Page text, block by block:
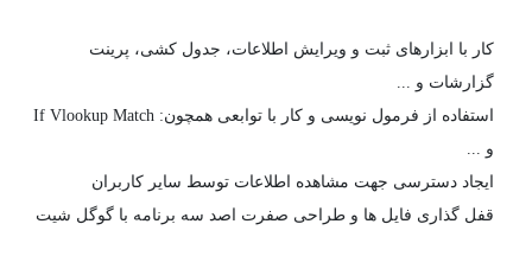
کار با ابزارهای ثبت و ویرایش اطلاعات، جدول کشی، پرینت
گزارشات و ...
استفاده از فرمول نویسی و کار با توابعی همچون: If Vlookup Match
و ...
ایجاد دسترسی جهت مشاهده اطلاعات توسط سایر کاربران
قفل گذاری فایل ها و طراحی صفرت اصد سه برنامه با گوگل شیت